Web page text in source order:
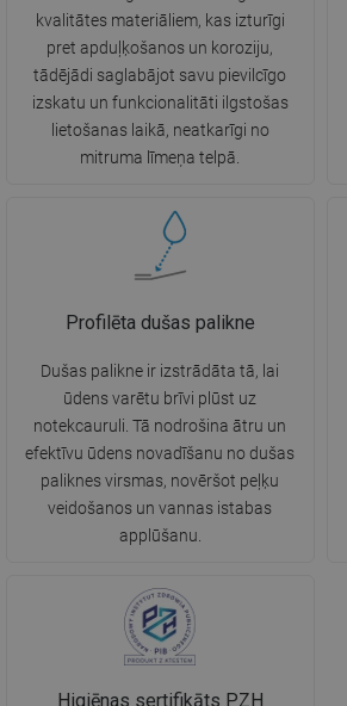
kvalitātes materiāliem, kas izturīgi
pret apduļķošanos un koroziju,
tādējādi saglabājot savu pievilcīgo
izskatu un funkcionalitāti ilgstošas
lietošanas laikā, neatkarīgi no
mitruma līmeņa telpā.
Profilēta dušas palikne
Dušas palikne ir izstrādāta tā, lai
ūdens varētu brīvi plūst uz
notekcauruli. Tā nodrošina ātru un
efektīvu ūdens novadīšanu no dušas
paliknes virsmas, novēršot peļķu
veidošanos un vannas istabas
applūšanu.
Higiēnas sertifikāts PZH